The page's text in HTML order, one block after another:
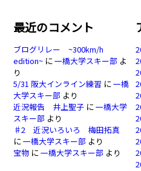
最近のコメント
ブログリレー ~300km/h
edition~ に一橋大学スキー部 よ
り
5/31 阪大インライン練習 に一橋
大学スキー部 より
近況報告 井上聖子 に一橋大学
スキー部 より
♯2 近況いろいろ 梅田拓真
に一橋大学スキー部 より
宝物 に一橋大学スキー部 より